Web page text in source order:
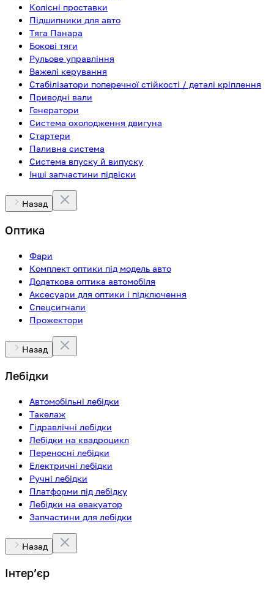
Колісні проставки
Підшипники для авто
Тяга Панара
Бокові тяги
Рульове управління
Важелі керування
Стабілізатори поперечної стійкості / деталі кріплення
Приводні вали
Генератори
Система охолодження двигуна
Стартери
Паливна система
Система впуску й випуску
Інші запчастини підвіски
Назад
Оптика
Фари
Комплект оптики під модель авто
Додаткова оптика автомобіля
Аксесуари для оптики і підключення
Спецсигнали
Прожектори
Назад
Лебідки
Автомобільні лебідки
Такелаж
Гідравлічні лебідки
Лебідки на квадроцикл
Переносні лебідки
Електричні лебідки
Ручні лебідки
Платформи під лебідку
Лебідки на евакуатор
Запчастини для лебідки
Назад
Інтерʼєр